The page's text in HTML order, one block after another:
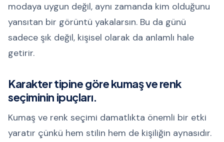
modaya uygun değil, aynı zamanda kim olduğunu
yansıtan bir görüntü yakalarsın. Bu da günü
sadece şık değil, kişisel olarak da anlamlı hale
getirir.
Karakter tipine göre kumaş ve renk
seçiminin ipuçları.
Kumaş ve renk seçimi damatlıkta önemli bir etki
yaratır çünkü hem stilin hem de kişiliğin aynasıdır.